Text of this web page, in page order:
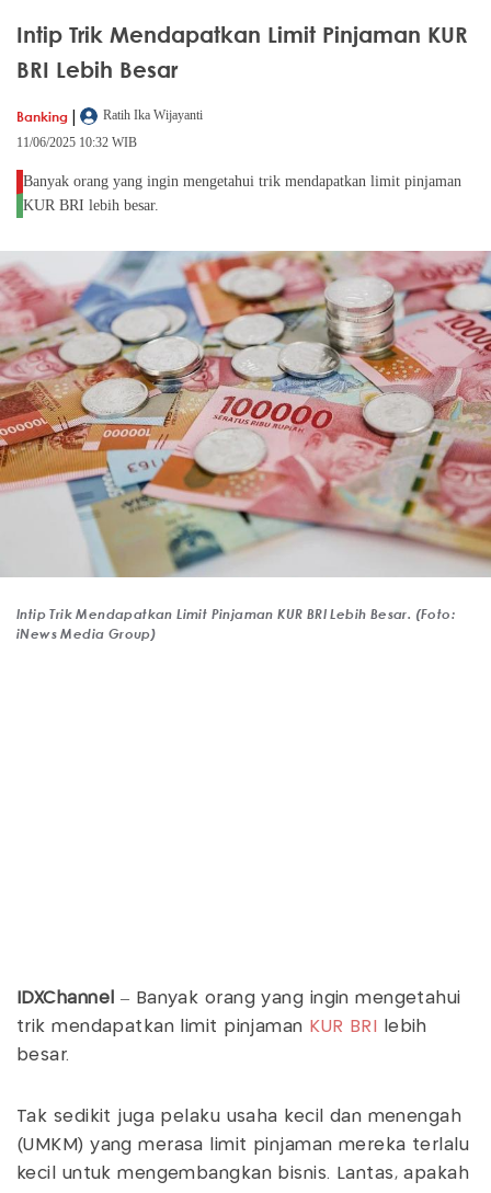
Intip Trik Mendapatkan Limit Pinjaman KUR
BRI Lebih Besar
Banking |
Ratih Ika Wijayanti
11/06/2025 10:32 WIB
Banyak orang yang ingin mengetahui trik mendapatkan limit pinjaman
KUR BRI lebih besar.
Intip Trik Mendapatkan Limit Pinjaman KUR BRI Lebih Besar. (Foto:
iNews Media Group)
IDXChannel
– Banyak orang yang ingin mengetahui
trik mendapatkan limit pinjaman KUR BRI
lebih
besar.
Tak sedikit juga pelaku usaha kecil dan menengah
(UMKM) yang merasa limit pinjaman mereka terlalu
kecil untuk mengembangkan bisnis. Lantas, apakah